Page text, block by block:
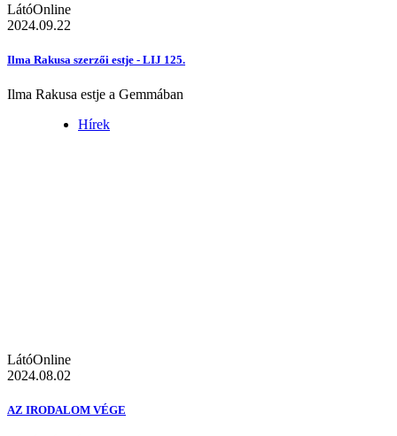
LátóOnline
2024.09.22
Ilma Rakusa szerzői estje - LIJ 125.
Ilma Rakusa estje a Gemmában
Hírek
LátóOnline
2024.08.02
AZ IRODALOM VÉGE